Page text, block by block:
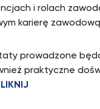
i rolach
karierę
prowadzone
praktyczne